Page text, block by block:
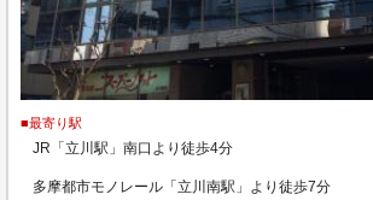
■最寄り駅
JR「立川駅」南口より徒歩4分
多摩都市モノレール「立川南駅」より徒歩7分